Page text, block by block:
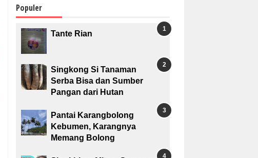
Populer
Tante Rian
Singkong Si Tanaman
Serba Bisa dan Sumber
Pangan dari Hutan
Pantai Karangbolong
Kebumen, Karangnya
Memang Bolong